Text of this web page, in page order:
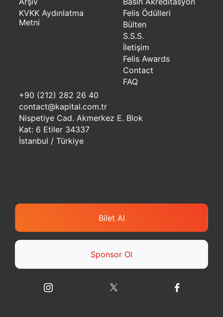
KVKK Aydınlatma
Metni
Felis Ödülleri
Bülten
S.S.S.
İletişim
Felis Awards
Contact
FAQ
+90 (212) 282 26 40
contact@kapital.com.tr
Nispetiye Cad. Akmerkez E. Blok
Kat: 6 Etiler 34337
İstanbul / Türkiye
Bilet Al
Sponsor Ol